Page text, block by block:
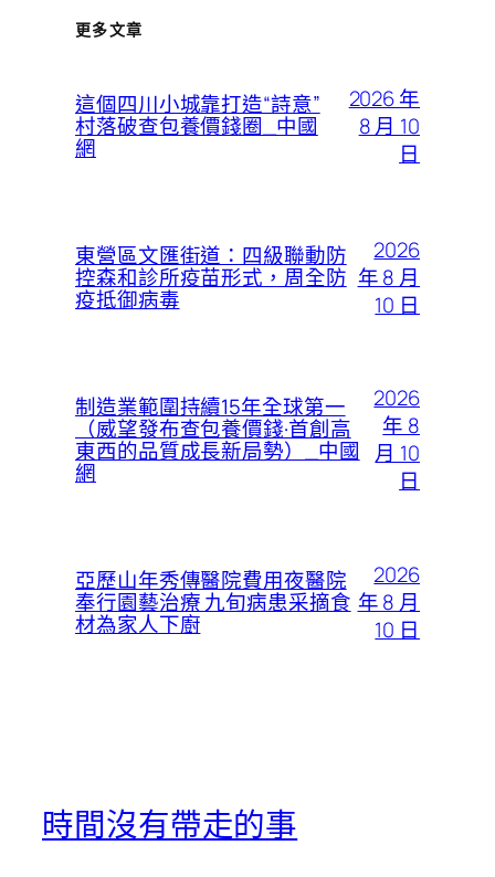
更多文章
這個四川小城靠打造“詩意”
村落破查包養價錢圈_中國
網
2026 年
8 月 10
日
東營區文匯街道：四級聯動防
控森和診所疫苗形式，周全防
疫抵御病毒
2026
年 8 月
10 日
制造業範圍持續15年全球第一
（威望發布查包養價錢·首創高
東西的品質成長新局勢）_中國
網
2026
年 8
月 10
日
亞歷山年秀傳醫院費用夜醫院
奉行園藝治療 九旬病患采摘食
材為家人下廚
2026
年 8 月
10 日
時間沒有帶走的事